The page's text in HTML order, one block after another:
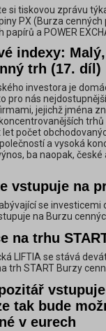
si tiskovou zprávu
PX (Burza cenných
a POWER
indexy:
trh (17. díl)
investora je
pro nás
jejichž jména
počet
a vysoká
ba naopak,
vstupuje na
se investicemi
na Burzu
na trhu
LIFTIA se stává
trh START Burzy
vstupuje
tak bude
v eurech